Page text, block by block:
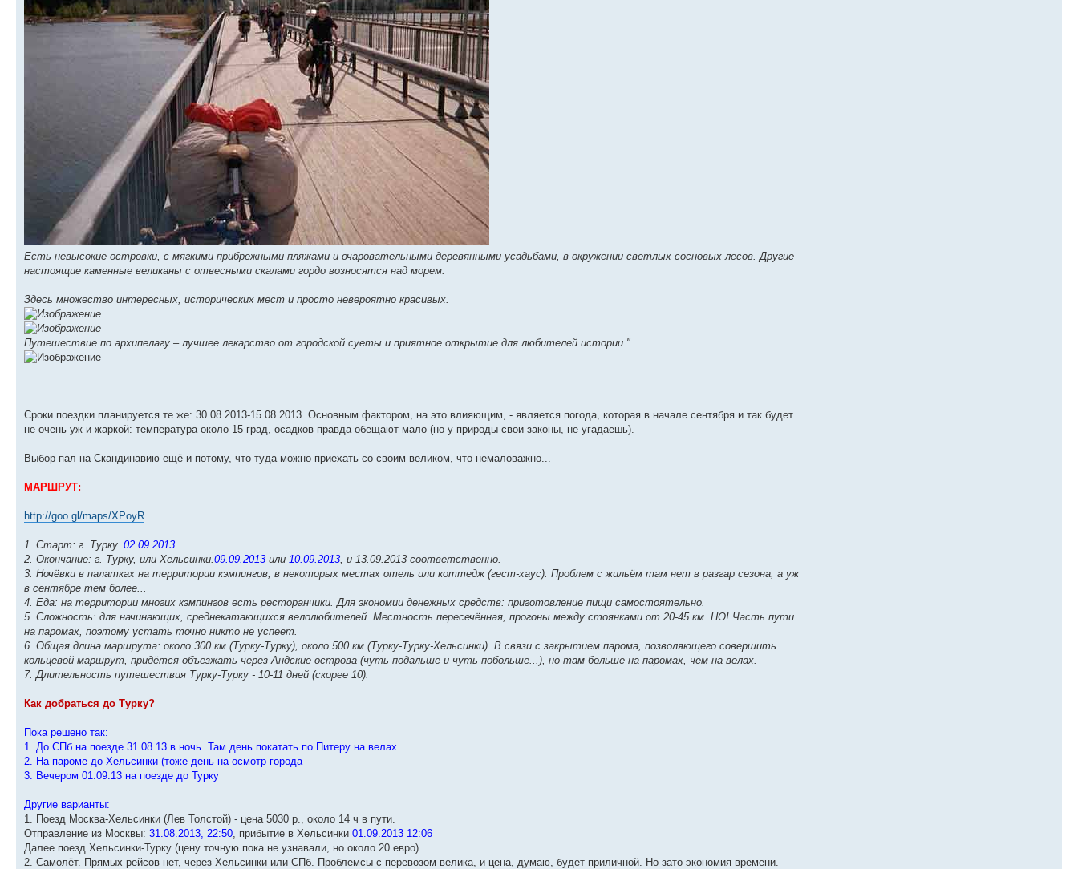
Есть невысокие островки, с мягкими прибрежными пляжами и очаровательными деревянными усадьбами, в окружении светлых сосновых лесов. Другие –
настоящие каменные великаны с отвесными скалами гордо возносятся над морем.
Здесь множество интересных, исторических мест и просто невероятно красивых.
Путешествие по архипелагу – лучшее лекарство от городской суеты и приятное открытие для любителей истории."
Сроки поездки планируется те же: 30.08.2013-15.08.2013. Основным фактором, на это влияющим, - является погода, которая в начале сентября и так будет
не очень уж и жаркой: температура около 15 град, осадков правда обещают мало (но у природы свои законы, не угадаешь).
Выбор пал на Скандинавию ещё и потому, что туда можно приехать со своим великом, что немаловажно...
МАРШРУТ:
http://goo.gl/maps/XPoyR
1. Старт: г. Турку. 02.09.2013
2. Окончание: г. Турку, или Хельсинки. 09.09.2013 или 10.09.2013 , и 13.09.2013 соответственно.
3. Ночёвки в палатках на территории кэмпингов, в некоторых местах отель или коттедж (гест-хаус). Проблем с жильём там нет в разгар сезона, а уж
в сентябре тем более...
4. Еда: на территории многих кэмпингов есть ресторанчики. Для экономии денежных средств: приготовление пищи самостоятельно.
5. Сложность: для начинающих, среднекатающихся велолюбителей. Местность пересечённая, прогоны между стоянками от 20-45 км. НО! Часть пути
на паромах, поэтому устать точно никто не успеет.
6. Общая длина маршрута: около 300 км (Турку-Турку), около 500 км (Турку-Турку-Хельсинки). В связи с закрытием парома, позволяющего совершить
кольцевой маршрут, придётся объезжать через Андские острова (чуть подальше и чуть побольше...), но там больше на паромах, чем на велах.
7. Длительность путешествия Турку-Турку - 10-11 дней (скорее 10).
Как добраться до Турку?
Пока решено так:
1. До СПб на поезде 31.08.13 в ночь. Там день покатать по Питеру на велах.
2. На пароме до Хельсинки (тоже день на осмотр города
3. Вечером 01.09.13 на поезде до Турку
Другие варианты:
1. Поезд Москва-Хельсинки (Лев Толстой) - цена 5030 р., около 14 ч в пути.
Отправление из Москвы: 31.08.2013, 22:50 , прибытие в Хельсинки 01.09.2013 12:06
Далее поезд Хельсинки-Турку (цену точную пока не узнавали, но около 20 евро).
2. Самолёт. Прямых рейсов нет, через Хельсинки или СПб. Проблемсы с перевозом велика, и цена, думаю, будет приличной. Но зато экономия времени.